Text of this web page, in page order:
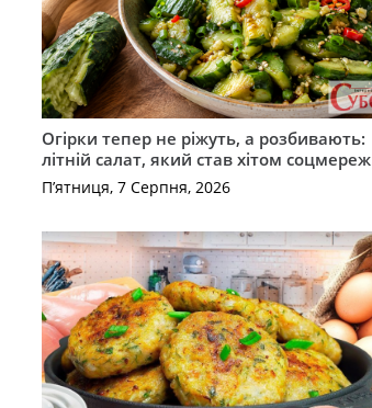
Огірки тепер не ріжуть, а розбивають:
літній салат, який став хітом соцмереж
П’ятниця, 7 Серпня, 2026